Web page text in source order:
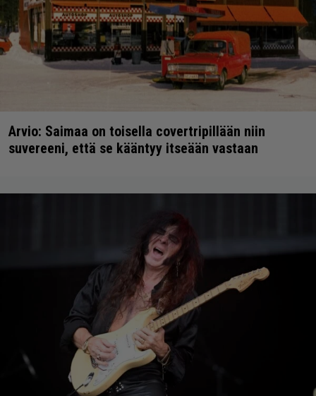
Arvio: Saimaa on toisella covertripillään niin
suvereeni, että se kääntyy itseään vastaan